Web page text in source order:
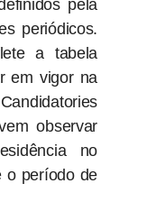
pela
periódicos.
a tabela
em vigor na
observar
no
o período de